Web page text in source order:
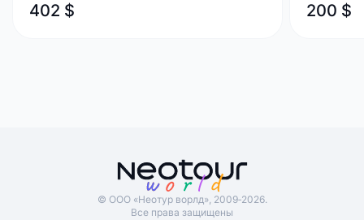
402 $ 200 $
© ООО «Неотур ворлд», 2009‑2026.
Все права защищены